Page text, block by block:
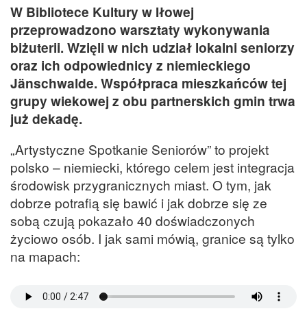
W Bibliotece Kultury w Iłowej
przeprowadzono warsztaty wykonywania
biżuterii. Wzięli w nich udział lokalni seniorzy
oraz ich odpowiednicy z niemieckiego
Jänschwalde. Współpraca mieszkańców tej
grupy wiekowej z obu partnerskich gmin trwa
już dekadę.
„Artystyczne Spotkanie Seniorów” to projekt
polsko – niemiecki, którego celem jest integracja
środowisk przygranicznych miast. O tym, jak
dobrze potrafią się bawić i jak dobrze się ze
sobą czują pokazało 40 doświadczonych
życiowo osób. I jak sami mówią, granice są tylko
na mapach: